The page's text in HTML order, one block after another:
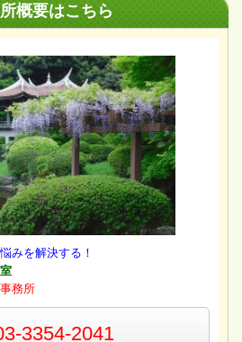
概要はこちら
みを解決する！
務所
3354-2041